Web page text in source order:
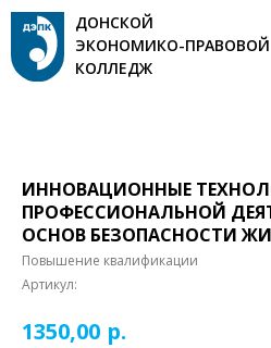
ДОНСКОЙ
ЭКОНОМИКО-ПРАВОВОЙ
КОЛЛЕДЖ
ИННОВАЦИОННЫЕ
ПРОФЕССИОНАЛЬНОЙ
ОСНОВ БЕЗОПАСНОСТИ
Повышение квалификации
Артикул:
1350,00 р.